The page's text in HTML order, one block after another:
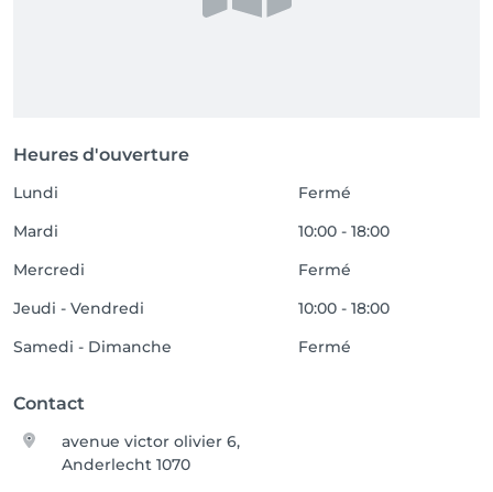
Heures d'ouverture
Lundi
Fermé
Mardi
10:00 - 18:00
Mercredi
Fermé
Jeudi - Vendredi
10:00 - 18:00
Samedi - Dimanche
Fermé
Contact
avenue victor olivier 6,
Anderlecht 1070